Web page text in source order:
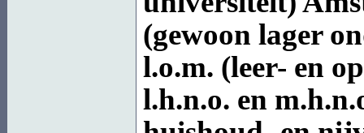
(gewoon lager
l.o.m. (leer- en
l.h.n.o. en